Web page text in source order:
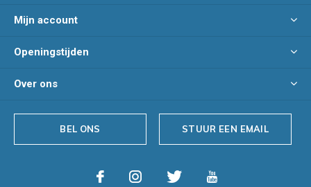
Mijn account
Openingstijden
Over ons
BEL ONS STUUR EEN EMAIL